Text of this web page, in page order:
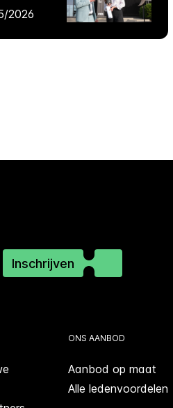
2026
Inschrijven
ONS AANBOD
Aanbod op maat
Alle ledenvoordelen